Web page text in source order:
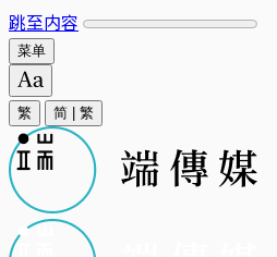
跳至内容
菜单
繁 简 繁